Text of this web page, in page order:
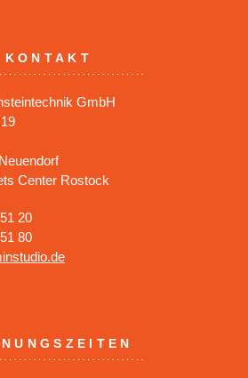
KONTAKT
GmbH
Center Rostock
20
80